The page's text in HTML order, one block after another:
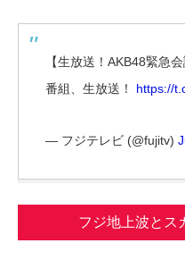
【生放送！AKB48緊急
番組、生放送！ https://
— フジテレビ (@fujitv)
フジ地上波とス